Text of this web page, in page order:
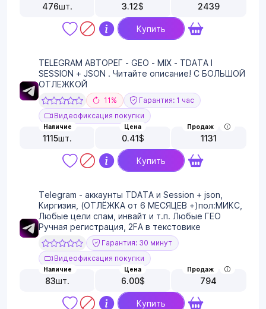
476шт. 3.12$ 2439
Купить
TELEGRAM АВТОРЕГ - GEO - MIX - TDATA I
SESSION + JSON . Читайте описание! С БОЛЬШОЙ
ОТЛЕЖКОЙ
11%
Гарантия: 1 час
Видеофиксация покупки
Наличие
1115шт.
Цена
0.41$
Продаж
1131
Купить
Telegram - аккаунты TDATA и Session + json,
Киргизия, (ОТЛЁЖКА от 6 МЕСЯЦЕВ +)пол:МИКС,
Любые цели спам, инвайт и т.п. Любые ГЕО
Ручная регистрация, 2FA в текстовике
Гарантия: 30 минут
Видеофиксация покупки
Наличие
83шт.
Цена
6.00$
Продаж
794
Купить